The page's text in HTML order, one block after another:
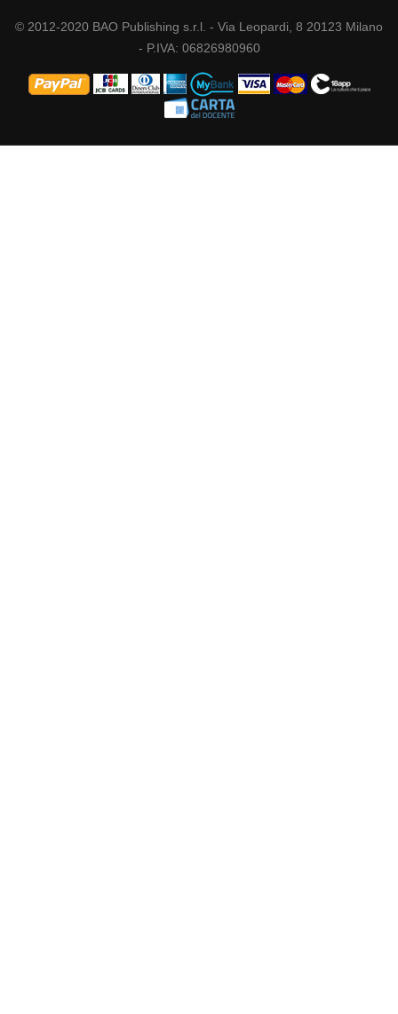
© 2012-2020 BAO Publishing s.r.l. - Via Leopardi, 8 20123 Milano
- P.IVA: 06826980960